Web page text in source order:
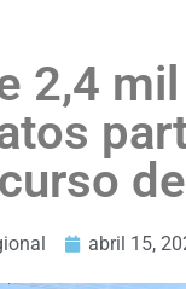
2,4 mil
abril 15,